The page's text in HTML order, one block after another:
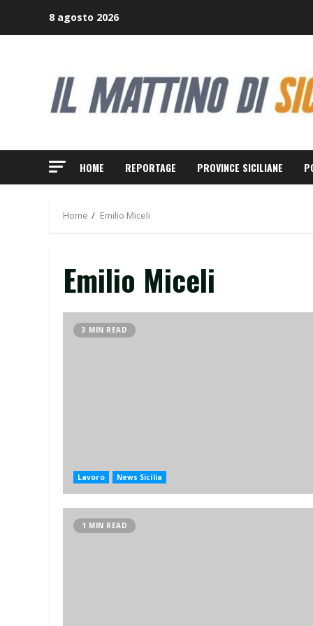
8 agosto 2026
HOME REPORTAGE PROVINCE SICILIANE
Home Emilio Miceli
Emilio Miceli
3 MIN READ
Lavoro News Sicilia
1 MIN READ